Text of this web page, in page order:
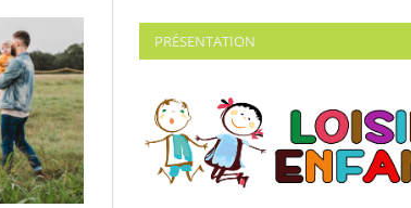
PRÉSENTATION